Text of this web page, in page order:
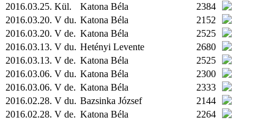
2016.03.25. Kül. Katona Béla
2384
2016.03.20. V du. Katona Béla
2152
2016.03.20. V de. Katona Béla
2525
2016.03.13. V du. Hetényi Levente
2680
2016.03.13. V de. Katona Béla
2525
2016.03.06. V du. Katona Béla
2300
2016.03.06. V de. Katona Béla
2333
2016.02.28. V du. Bazsinka József
2144
2016.02.28. V de. Katona Béla
2264